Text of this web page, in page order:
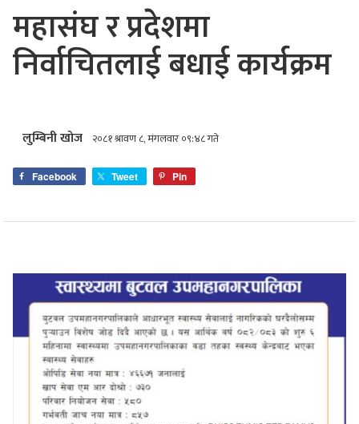
महासंघ र प्रदेशमा
निर्वाचितलाई बधाई कार्यक्रम
लुम्बिनी खोज २०८१ श्रावण ८, मंगलवार ०९:४८ गते
Facebook Tweet Pin